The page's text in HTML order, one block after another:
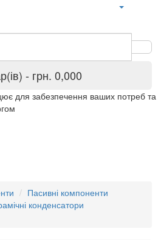
- грн. 0,000
для забезпечення ваших потреб та
Пасивні компоненти
конденсатори